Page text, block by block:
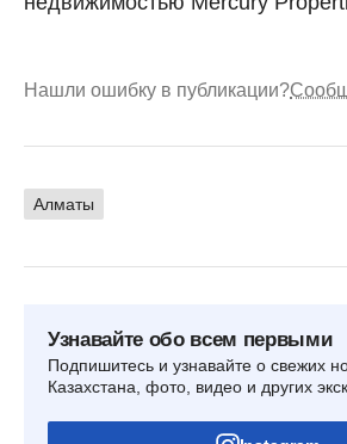
Нашли ошибку в публикации?
Алматы
Узнавайте обо всем первыми
Подпишитесь и узнавайте о свежих
Казахстана, фото, видео и других